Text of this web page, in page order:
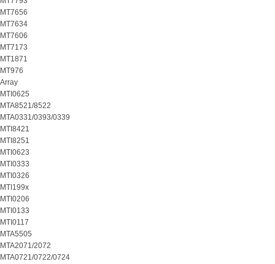
MT7656
MT7634
MT7606
MT7173
MT1871
MT976
Array
MTI0625
MTA8521/8522
MTA0331/0393/0339
MTI8421
MTI8251
MTI0623
MTI0333
MTI0326
MTI199x
MTI0206
MTI0133
MTI0117
MTA5505
MTA2071/2072
MTA0721/0722/0724